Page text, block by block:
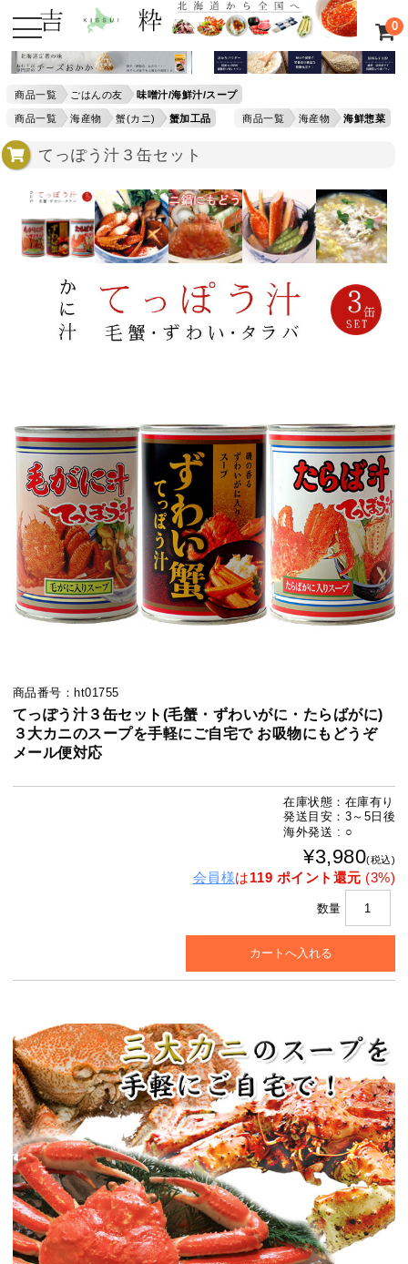
0
商品一覧 ごはんの友 味噌汁/海鮮汁/スープ
商品一覧 海産物 蟹(カニ) 蟹加工品 商品一覧 海産物 海鮮惣菜
てっぽう汁３缶セット
商品番号：ht01755
てっぽう汁３缶セット(毛蟹・ずわいがに・たらばがに)
３大カニのスープを手軽にご自宅で お吸物にもどうぞ
メール便対応
在庫状態：在庫有り
発送目安：3～5日後
海外発送 : ○
¥3,980(税込)
会員様は119 ポイント還元 (3%)
数量